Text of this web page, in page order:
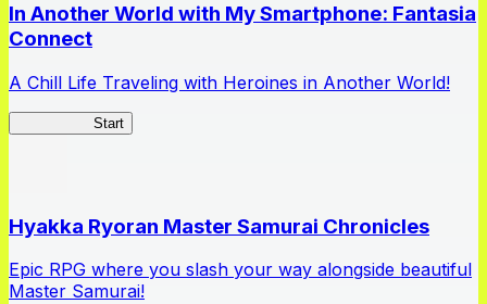
In Another World with My Smartphone: Fantasia
Connect
A Chill Life Traveling with Heroines in Another World!
Start
Hyakka Ryoran Master Samurai Chronicles
Epic RPG where you slash your way alongside beautiful
Master Samurai!